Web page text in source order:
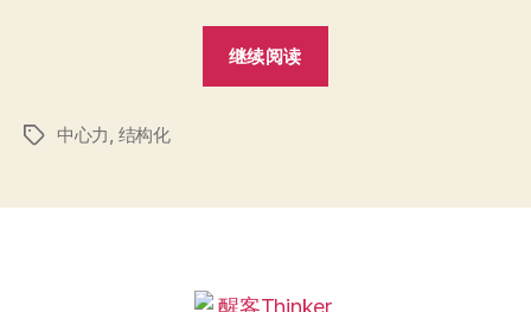
继续阅读
互
权
标
中心力, 结构化